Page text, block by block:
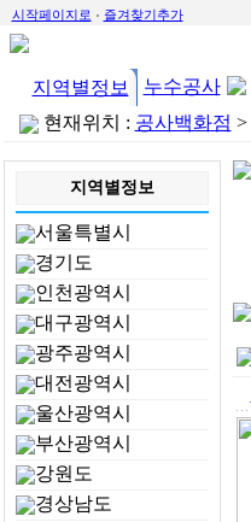
시작페이지로 즐겨찾기추가
지역별정보 누수공사
현재위치 : 공사백화점 >
지역별정보
서울특별시
경기도
인천광역시
대구광역시
광주광역시
대전광역시
울산광역시
부산광역시
강원도
경상남도